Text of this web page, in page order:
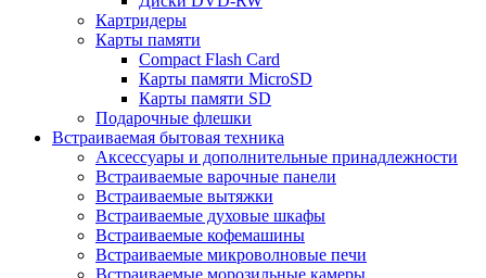
Картридеры
Карты памяти
Compact Flash Card
Карты памяти MicroSD
Карты памяти SD
Подарочные флешки
Встраиваемая бытовая техника
Аксессуары и дополнительные принадлежности
Встраиваемые варочные панели
Встраиваемые вытяжки
Встраиваемые духовые шкафы
Встраиваемые кофемашины
Встраиваемые микроволновые печи
Встраиваемые морозильные камеры